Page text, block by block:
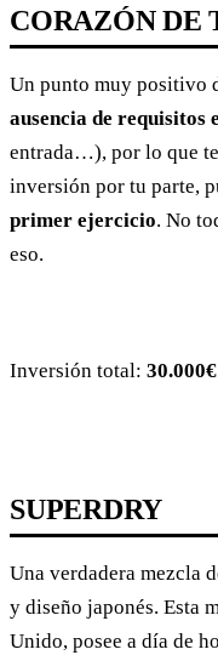
CORAZÓN DE
Un punto muy positivo
ausencia de requisitos
entrada…), por lo que
inversión por tu parte,
primer ejercicio. No
eso.
Inversión total: 30.000€
SUPERDRY
Una verdadera mezcla
y diseño japonés. Esta
Unido, posee a día de